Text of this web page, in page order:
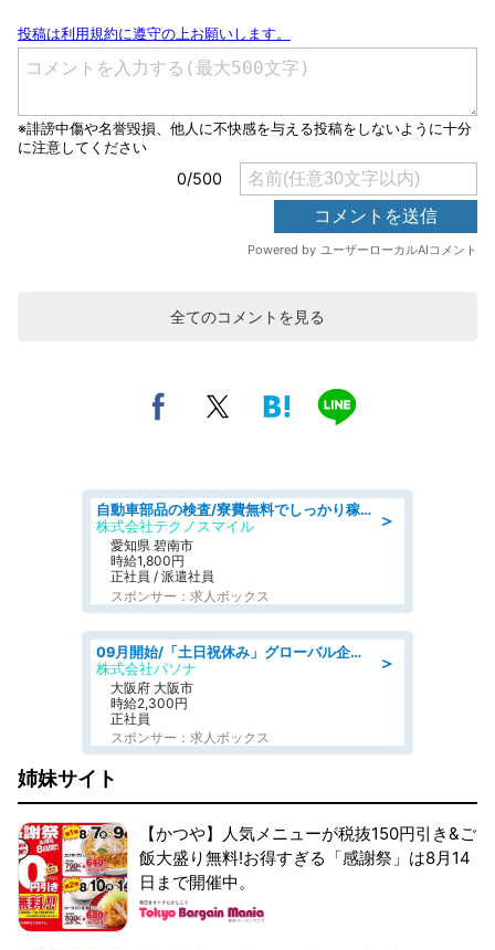
全てのコメントを見る
＞
自動車部品の検査/寮費無料でしっかり稼げる denso aichi
株式会社テクノスマイル
愛知県 碧南市
時給1,800円
正社員 / 派遣社員
スポンサー：求人ボックス
＞
09月開始/「土日祝休み」グローバル企業での産業保健のお仕事/保健師/高時給/残業なし/服装自由
株式会社パソナ
大阪府 大阪市
時給2,300円
正社員
スポンサー：求人ボックス
姉妹サイト
【かつや】人気メニューが税抜150円引き&ご
飯大盛り無料!お得すぎる「感謝祭」は8月14
日まで開催中。